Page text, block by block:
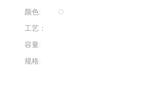
颜色:
工艺：
容量:
规格: